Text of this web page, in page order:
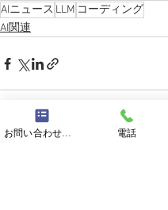
AIニュース LLM コーディング
AI関連
電話